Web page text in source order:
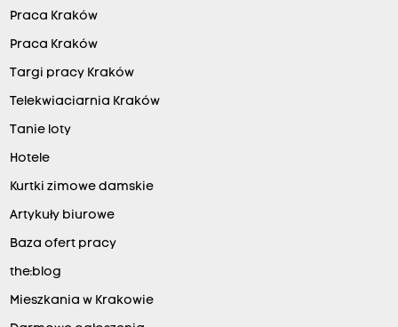
Praca Kraków
Praca Kraków
Targi pracy Kraków
Telekwiaciarnia Kraków
Tanie loty
Hotele
Kurtki zimowe damskie
Artykuły biurowe
Baza ofert pracy
the:blog
Mieszkania w Krakowie